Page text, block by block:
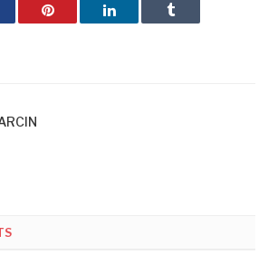
PinterestLinkedInTumblr